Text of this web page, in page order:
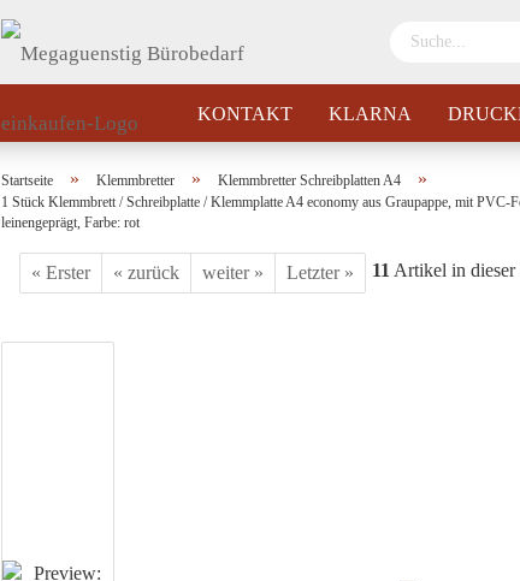
KONTAKT KLARNA
Startseite » Klemmbretter » Klemmbretter Schreibplatten A4 »
1 Stück Klemmbrett / Schreibplatte / Klemmplatte A4 economy aus Graupappe, mit PVC-
leinengeprägt, Farbe: rot
« Erster « zurück weiter » Letzter » 11 Artikel in dieser